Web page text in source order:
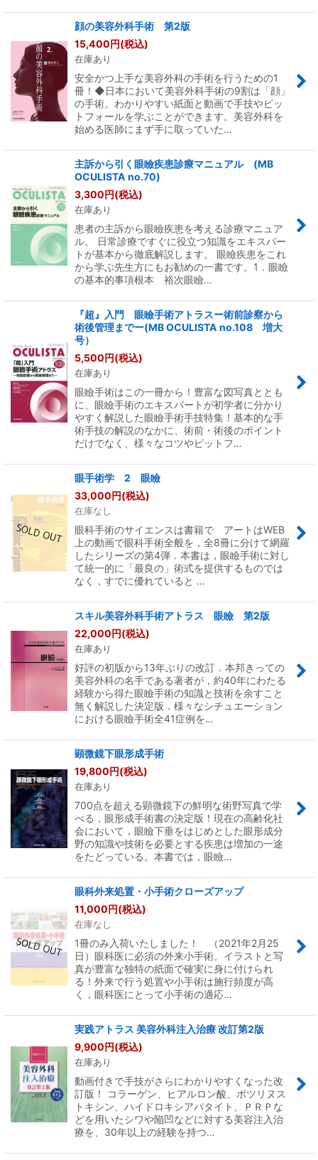
顔の美容外科手術 第2版
15,400円(税込)
在庫あり
安全かつ上手な美容外科の手術を行うための1
冊！◆日本において美容外科手術の9割は「顔」
の手術。わかりやすい紙面と動画で手技やピッ
トフォールを学ぶことができます。美容外科を
始める医師にまず手に取っていた…
主訴から引く眼瞼疾患診療マニュアル (MB
OCULISTA no.70)
3,300円(税込)
在庫あり
患者の主訴から眼瞼疾患を考える診療マニュア
ル。 日常診療ですぐに役立つ知識をエキスパー
トが基本から徹底解説します。 眼瞼疾患をこれ
から学ぶ先生方にもお勧めの一書です。1．眼瞼
の基本的事項根本 裕次眼瞼…
『超』入門 眼瞼手術アトラスー術前診察から
術後管理までー(MB OCULISTA no.108 増大
号）
5,500円(税込)
在庫あり
眼瞼手術はこの一冊から！豊富な図写真ととも
に、眼瞼手術のエキスパートが初学者に分かり
やすく解説した眼瞼手術手技特集！基本的な手
術手技の解説のなかに、術前・術後のポイント
だけでなく、様々なコツやピットフ…
眼手術学 2 眼瞼
33,000円(税込)
在庫なし
眼科手術のサイエンスは書籍で アートはWEB
上の動画で眼科手術全般を，全8冊に分けて網羅
したシリーズの第4弾．本書は，眼瞼手術に対し
て統一的に「最良の」術式を提供するものでは
なく，すでに優れていると …
スキル美容外科手術アトラス 眼瞼 第2版
22,000円(税込)
在庫あり
好評の初版から13年ぶりの改訂．本邦きっての
美容外科の名手である著者が，約40年にわたる
経験から得た眼瞼手術の知識と技術を余すこと
無く解説した決定版．様々なシチュエーション
における眼瞼手術全41症例を…
顕微鏡下眼形成手術
19,800円(税込)
在庫あり
700点を超える顕微鏡下の鮮明な術野写真で学
べる，眼形成手術書の決定版！現在の高齢化社
会において，眼瞼下垂をはじめとした眼形成分
野の知識や技術を必要とする疾患は増加の一途
をたどっている。本書では，眼瞼…
眼科外来処置・小手術クローズアップ
11,000円(税込)
在庫なし
1冊のみ入荷いたしました！ （2021年2月25
日）眼科医に必須の外来小手術。イラストと写
真が豊富な独特の紙面で確実に身に付けられ
る！外来で行う処置や小手術は施行頻度が高
く，眼科医にとって小手術の適応…
実践アトラス 美容外科注入治療 改訂第2版
9,900円(税込)
在庫あり
動画付きで手技がさらにわかりやすくなった改
訂版！ コラーゲン、ヒアルロン酸、ボツリヌス
トキシン、ハイドロキシアパタイト、ＰＲＰな
どを用いたシワや陥凹などに対する美容注入治
療を、30年以上の経験を持つ…